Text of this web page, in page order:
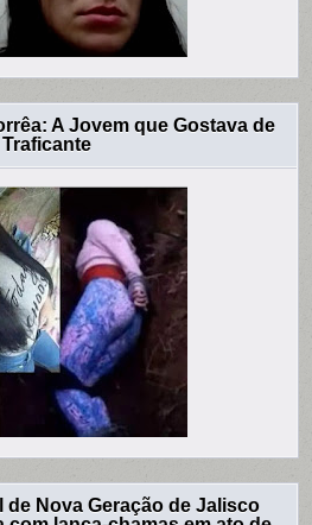
A Jovem que Gostava de
Traficante
de Nova Geração de Jalisco